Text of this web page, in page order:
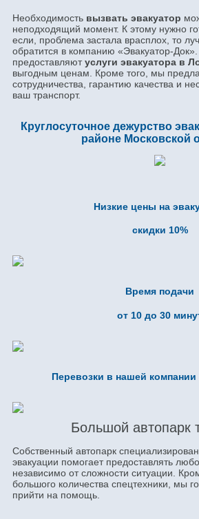
Необходимость вызвать эвакуатор
неподходящий момент. К этому нужно
если, проблема застала врасплох, то
обратится в компанию «Эвакуатор-
предоставляютуслуги эвакуатора в
выгодным ценам. Кроме того, мы
сотрудничества, гарантию качества и
ваш транспорт.
Круглосуточное дежурство
районе Московской
Низкие цены на
скидки 10%
Время подачи
от 10 до 30
Перевозки в нашей компании
Большой автопарк
Собственный автопарк
эвакуации помогает предоставлять
независимо от сложности ситуации.
большого количества спецтехники, мы
прийти на помощь.